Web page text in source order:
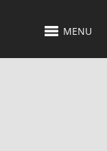
MENU